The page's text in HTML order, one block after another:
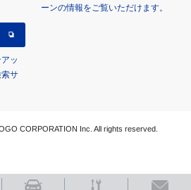
ーンの情報をご覧いただけます。
ッ
サ
CORPORATION Inc. All rights reserved.